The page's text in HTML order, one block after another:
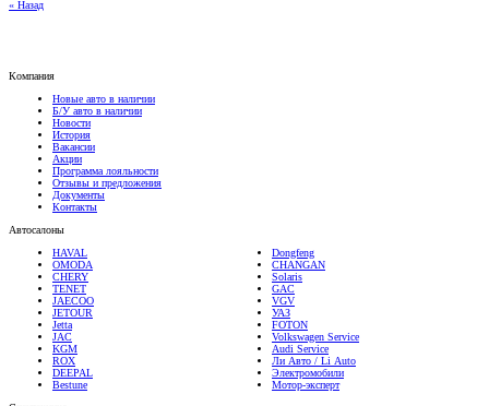
Новые авто в наличии
Б/У авто в наличии
Новости
История
Вакансии
Акции
Программа лояльности
Отзывы и предложения
Документы
Контакты
Автосалоны
HAVAL
OMODA
CHERY
TENET
JAECOO
JETOUR
Jetta
JAC
KGM
ROX
DEEPAL
Bestune
CHANGAN
Solaris
GAC
VGV
УАЗ
FOTON
Volkswagen Service
Audi Service
Ли Авто / Li Auto
Электромобили
Мотор-эксперт
Спецтехника